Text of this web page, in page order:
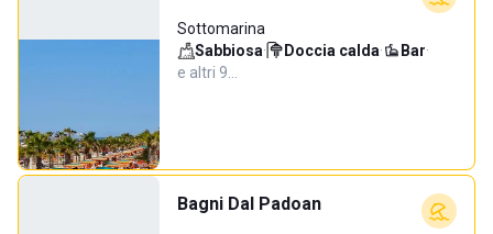
Sottomarina
Sabbiosa· Doccia calda· Bar·
e altri 9…
Bagni Dal Padoan